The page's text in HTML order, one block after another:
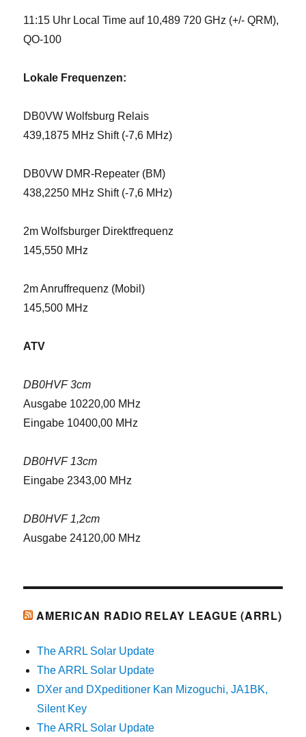
11:15 Uhr Local Time auf 10,489 720 GHz (+/- QRM),
QO-100
Lokale Frequenzen:
DB0VW Wolfsburg Relais
439,1875 MHz Shift (-7,6 MHz)
DB0VW DMR-Repeater (BM)
438,2250 MHz Shift (-7,6 MHz)
2m Wolfsburger Direktfrequenz
145,550 MHz
2m Anruffrequenz (Mobil)
145,500 MHz
ATV
DB0HVF 3cm
Ausgabe 10220,00 MHz
Eingabe 10400,00 MHz
DB0HVF 13cm
Eingabe 2343,00 MHz
DB0HVF 1,2cm
Ausgabe 24120,00 MHz
AMERICAN RADIO RELAY LEAGUE (ARRL)
The ARRL Solar Update
The ARRL Solar Update
DXer and DXpeditioner Kan Mizoguchi, JA1BK,
Silent Key
The ARRL Solar Update